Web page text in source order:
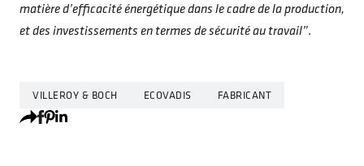
matière d’efficacité énergétique dans le cadre de la production,
et des investissements en termes de sécurité au travail”.
VILLEROY & BOCH ECOVADIS FABRICANT